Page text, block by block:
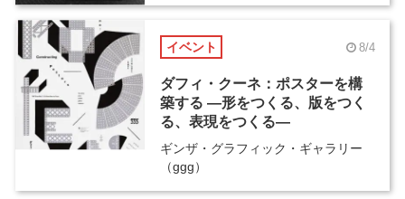
イベント 8/4
ダフィ・クーネ：ポスターを構
築する ―形をつくる、版をつく
る、表現をつくる―
ギンザ・グラフィック・ギャラリー
（ggg）